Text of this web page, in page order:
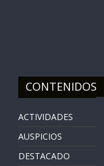
CONTENIDOS
ACTIVIDADES
AUSPICIOS
DESTACADO